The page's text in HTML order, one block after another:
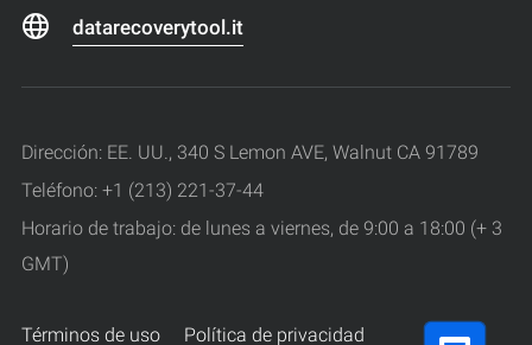
datarecoverytool.it
Dirección: EE. UU., 340 S Lemon AVE, Walnut CA 91789
Teléfono: +1 (213) 221-37-44
Horario de trabajo: de lunes a viernes, de 9:00 a 18:00 (+ 3
GMT)
Términos de uso Política de privacidad